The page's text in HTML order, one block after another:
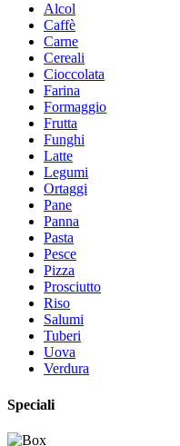
Alcol
Caffè
Carne
Cereali
Cioccolata
Farina
Formaggio
Frutta
Funghi
Latte
Legumi
Ortaggi
Pane
Panna
Pasta
Pesce
Pizza
Prosciutto
Riso
Salumi
Tuberi
Uova
Verdura
Speciali